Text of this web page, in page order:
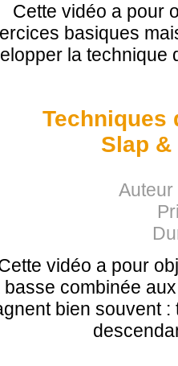
Cette vidéo a pour
basiques
la technique
Techniques
Slap
Auteur
vidéo a pour
combinée
bien souvent